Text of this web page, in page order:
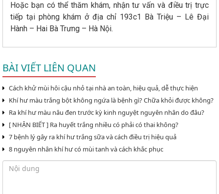
Hoặc bạn có thể thăm khám, nhận tư vấn và điều trị trực
tiếp tại phòng khám ở địa chỉ 193c1 Bà Triệu – Lê Đại
Hành – Hai Bà Trưng – Hà Nội.
BÀI VIẾT LIÊN QUAN
Cách khử mùi hôi cậu nhỏ tại nhà an toàn, hiệu quả, dễ thực hiện
Khí hư màu trắng bột không ngứa là bệnh gì? Chữa khỏi được không?
Ra khí hư màu nâu đen trước kỳ kinh nguyệt nguyên nhân do đâu?
[ NHẬN BIẾT ] Ra huyết trắng nhiều có phải có thai không?
7 bệnh lý gây ra khí hư trắng sữa và cách điều trị hiệu quả
8 nguyên nhân khí hư có mùi tanh và cách khắc phục